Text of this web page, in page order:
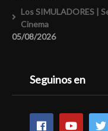
Los SIMULADORES |
Cinema
05/08/2026
Seguinos en